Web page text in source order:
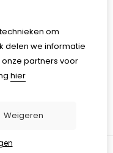
om
delen we informatie
partners voor
hier
Weigeren